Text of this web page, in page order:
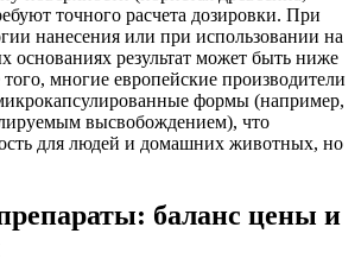
точного расчета дозировки. При
нанесения или при использовании на
основаниях результат может быть ниже
многие европейские производители
формы (например,
высвобождением), что
для людей и домашних животных, но
баланс цены и